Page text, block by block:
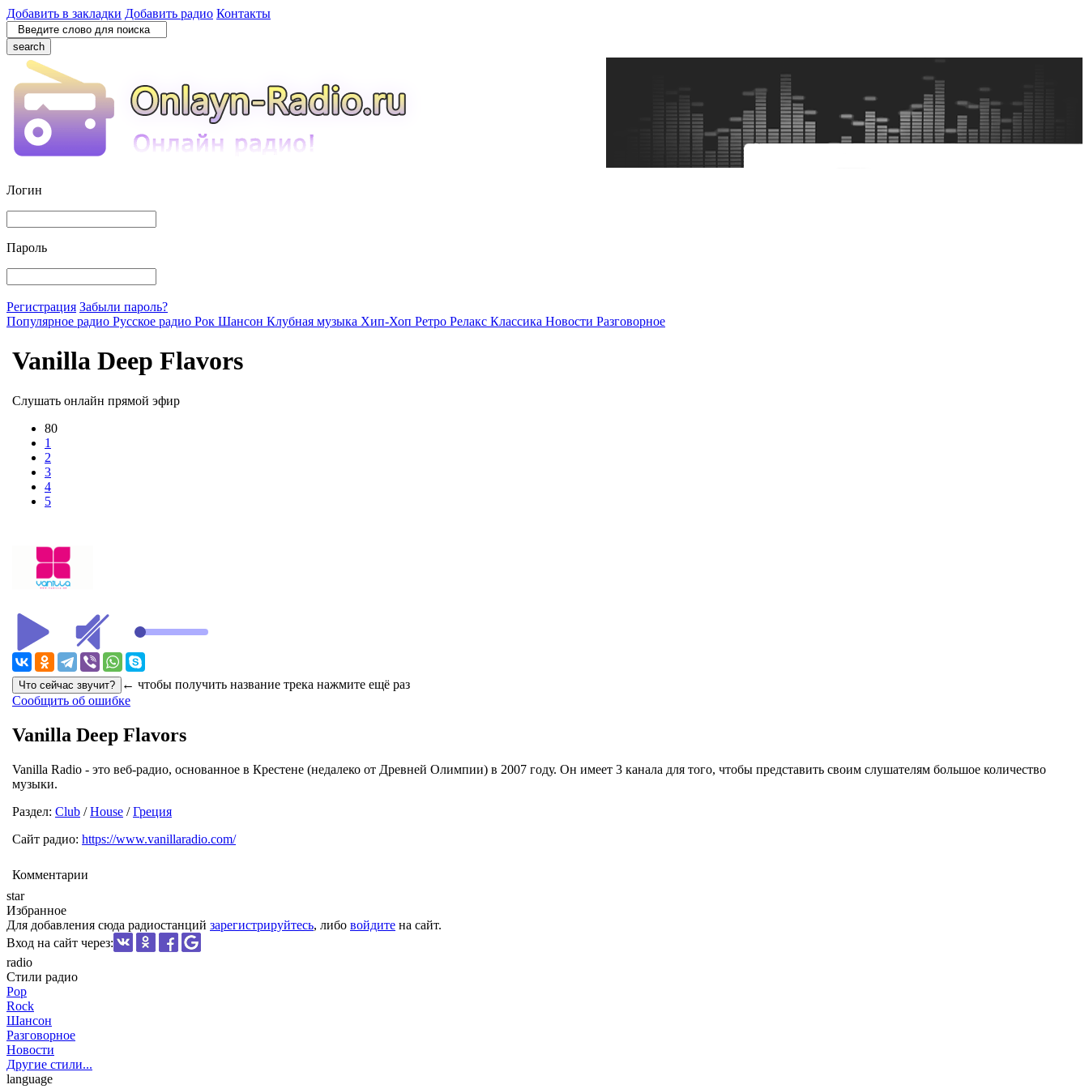
Добавить в закладки Добавить радио Контакты
search
Логин
Пароль
Регистрация Забыли пароль?
Популярное радио Русское радио Рок Шансон Клубная музыка Хип-Хоп Ретро Релакс Классика Новости Разговорное
Vanilla Deep Flavors
Слушать онлайн прямой эфир
80
1
2
3
4
5
← чтобы получить название трека нажмите ещё раз
Сообщить об ошибке
Vanilla Deep Flavors
Vanilla Radio - это веб-радио, основанное в Крестене (недалеко от Древней Олимпии) в 2007 году. Он имеет 3 канала для того, чтобы представить своим слушателям большое количество
музыки.
Раздел: Club /House /Греция
Сайт радио: https://www.vanillaradio.com/
Комментарии
star
Избранное
Для добавления сюда радиостанций зарегистрируйтесь, либо войдите на сайт.
Вход на сайт через:
radio
Стили радио
Pop
Rock
Шансон
Разговорное
Новости
Другие стили...
language